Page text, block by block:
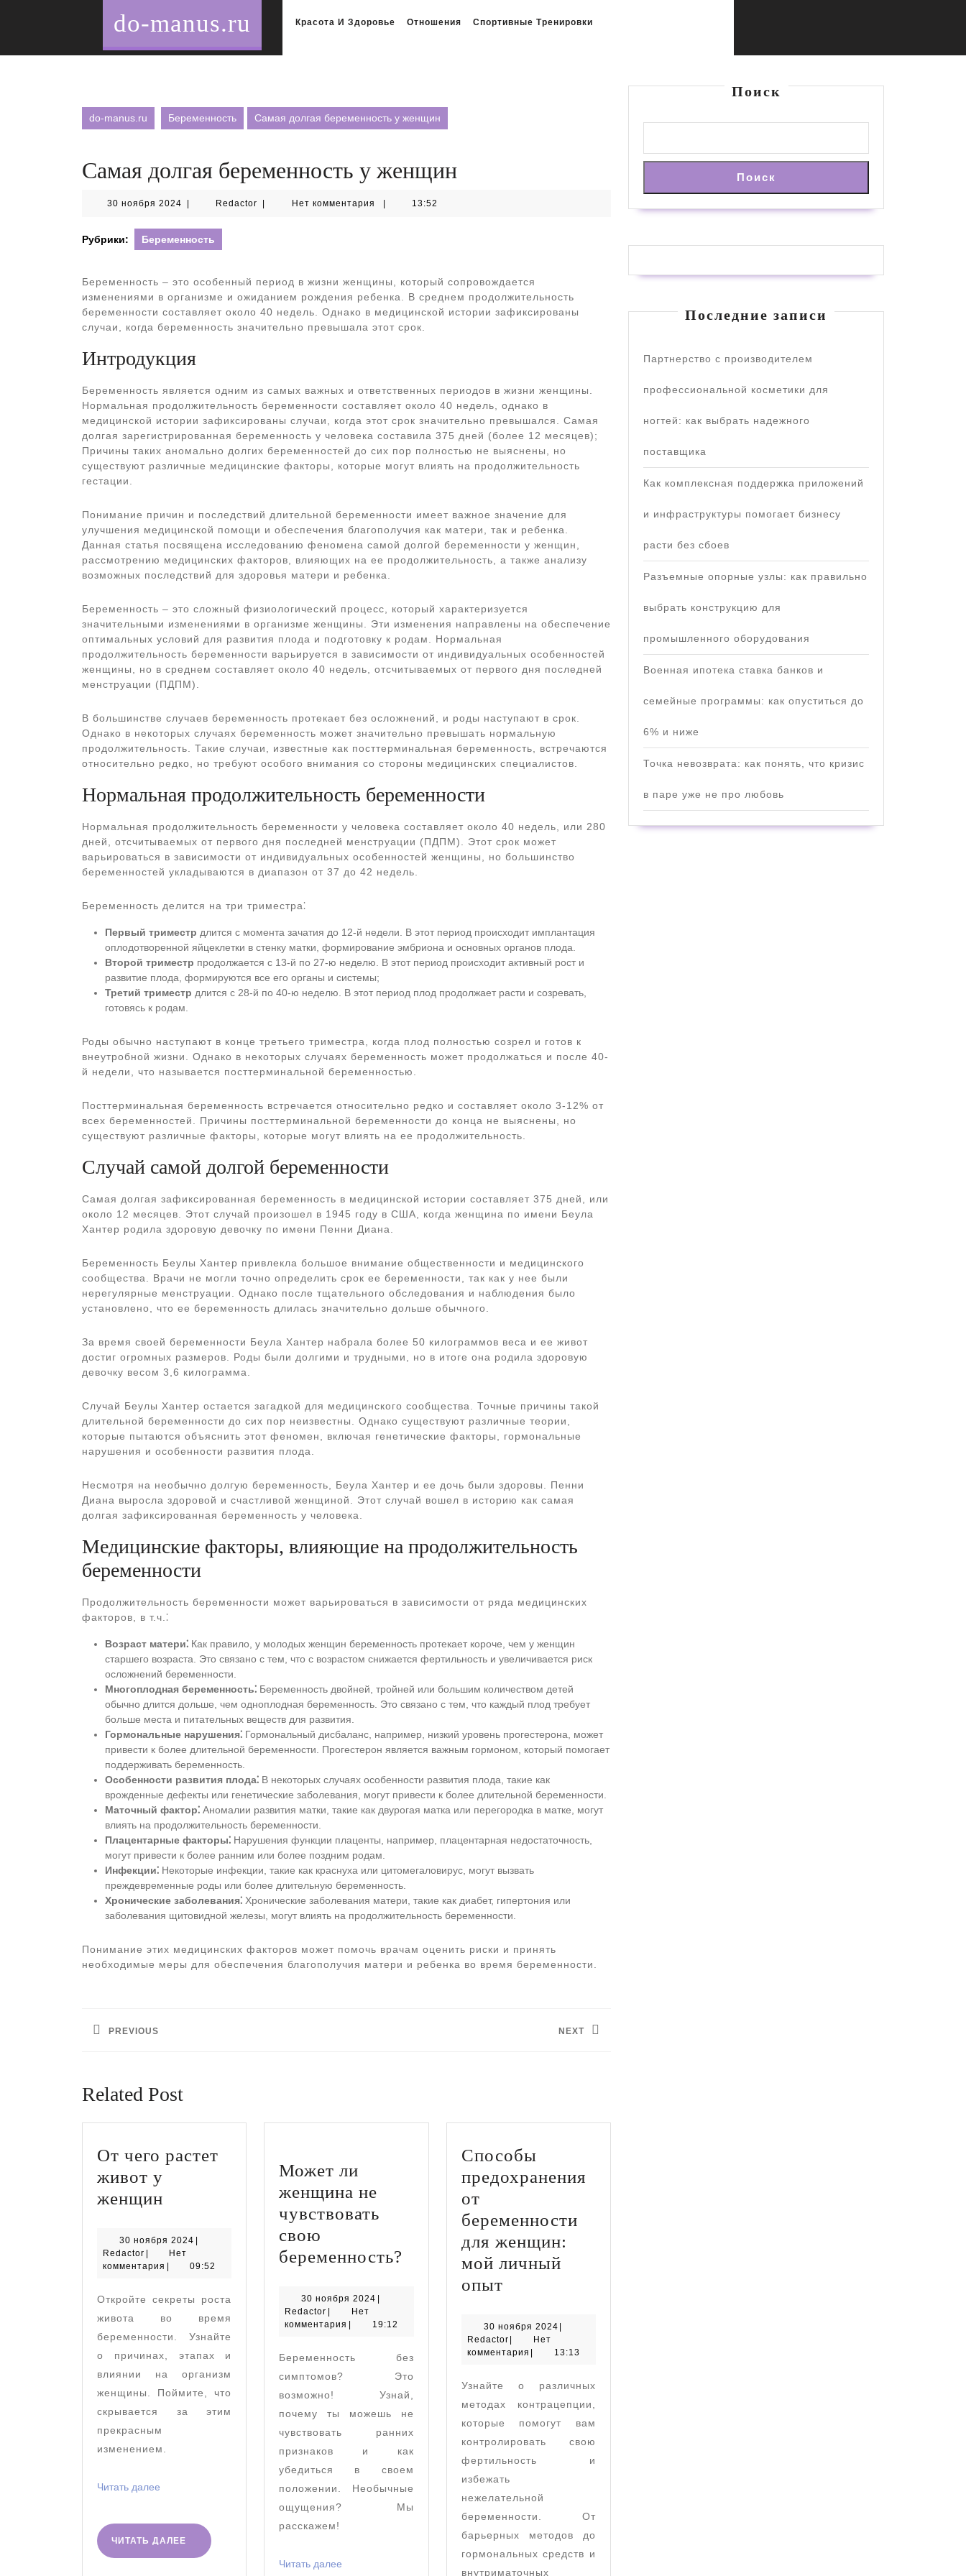
do-manus.ru Красота И Здоровье Отношения Спортивные Тренировки
do-manus.ru Беременность Самая долгая беременность у женщин
Самая долгая беременность у женщин
30 ноября 2024 30
2024
Redactor RedactorНет комментария 13:52
Рубрики: Беременность
Беременность – это особенный период в жизни женщины, который сопровождается
изменениями в организме и ожиданием рождения ребенка. В среднем продолжительность
беременности составляет около 40 недель. Однако в медицинской истории зафиксированы
случаи, когда беременность значительно превышала этот срок.
Интродукция
Беременность является одним из самых важных и ответственных периодов в жизни женщины.
Нормальная продолжительность беременности составляет около 40 недель, однако в
медицинской истории зафиксированы случаи, когда этот срок значительно превышался. Самая
долгая зарегистрированная беременность у человека составила 375 дней (более 12 месяцев);
Причины таких аномально долгих беременностей до сих пор полностью не выяснены, но
существуют различные медицинские факторы, которые могут влиять на продолжительность
гестации.
Понимание причин и последствий длительной беременности имеет важное значение для
улучшения медицинской помощи и обеспечения благополучия как матери, так и ребенка.
Данная статья посвящена исследованию феномена самой долгой беременности у женщин,
рассмотрению медицинских факторов, влияющих на ее продолжительность, а также анализу
возможных последствий для здоровья матери и ребенка.
Беременность – это сложный физиологический процесс, который характеризуется
значительными изменениями в организме женщины. Эти изменения направлены на обеспечение
оптимальных условий для развития плода и подготовку к родам. Нормальная
продолжительность беременности варьируется в зависимости от индивидуальных особенностей
женщины, но в среднем составляет около 40 недель, отсчитываемых от первого дня последней
менструации (ПДПМ).
В большинстве случаев беременность протекает без осложнений, и роды наступают в срок.
Однако в некоторых случаях беременность может значительно превышать нормальную
продолжительность. Такие случаи, известные как посттерминальная беременность, встречаются
относительно редко, но требуют особого внимания со стороны медицинских специалистов.
Нормальная продолжительность беременности
Нормальная продолжительность беременности у человека составляет около 40 недель, или 280
дней, отсчитываемых от первого дня последней менструации (ПДПМ). Этот срок может
варьироваться в зависимости от индивидуальных особенностей женщины, но большинство
беременностей укладываются в диапазон от 37 до 42 недель.
Беременность делится на три триместра⁚
Первый триместр длится с момента зачатия до 12-й недели. В этот период происходит имплантация
оплодотворенной яйцеклетки в стенку матки, формирование эмбриона и основных органов плода.
Второй триместр продолжается с 13-й по 27-ю неделю. В этот период происходит активный рост и
развитие плода, формируются все его органы и системы;
Третий триместр длится с 28-й по 40-ю неделю. В этот период плод продолжает расти и созревать,
готовясь к родам.
Роды обычно наступают в конце третьего триместра, когда плод полностью созрел и готов к
внеутробной жизни. Однако в некоторых случаях беременность может продолжаться и после 40-
й недели, что называется посттерминальной беременностью.
Посттерминальная беременность встречается относительно редко и составляет около 3-12% от
всех беременностей. Причины посттерминальной беременности до конца не выяснены, но
существуют различные факторы, которые могут влиять на ее продолжительность.
Случай самой долгой беременности
Самая долгая зафиксированная беременность в медицинской истории составляет 375 дней, или
около 12 месяцев. Этот случай произошел в 1945 году в США, когда женщина по имени Беула
Хантер родила здоровую девочку по имени Пенни Диана.
Беременность Беулы Хантер привлекла большое внимание общественности и медицинского
сообщества. Врачи не могли точно определить срок ее беременности, так как у нее были
нерегулярные менструации. Однако после тщательного обследования и наблюдения было
установлено, что ее беременность длилась значительно дольше обычного.
За время своей беременности Беула Хантер набрала более 50 килограммов веса и ее живот
достиг огромных размеров. Роды были долгими и трудными, но в итоге она родила здоровую
девочку весом 3,6 килограмма.
Случай Беулы Хантер остается загадкой для медицинского сообщества. Точные причины такой
длительной беременности до сих пор неизвестны. Однако существуют различные теории,
которые пытаются объяснить этот феномен, включая генетические факторы, гормональные
нарушения и особенности развития плода.
Несмотря на необычно долгую беременность, Беула Хантер и ее дочь были здоровы. Пенни
Диана выросла здоровой и счастливой женщиной. Этот случай вошел в историю как самая
долгая зафиксированная беременность у человека.
Медицинские факторы, влияющие на продолжительность
беременности
Продолжительность беременности может варьироваться в зависимости от ряда медицинских
факторов, в т.ч.⁚
Возраст матери⁚ Как правило, у молодых женщин беременность протекает короче, чем у женщин
старшего возраста. Это связано с тем, что с возрастом снижается фертильность и увеличивается риск
осложнений беременности.
Многоплодная беременность⁚ Беременность двойней, тройней или большим количеством детей
обычно длится дольше, чем одноплодная беременность. Это связано с тем, что каждый плод требует
больше места и питательных веществ для развития.
Гормональные нарушения⁚ Гормональный дисбаланс, например, низкий уровень прогестерона, может
привести к более длительной беременности. Прогестерон является важным гормоном, который помогает
поддерживать беременность.
Особенности развития плода⁚ В некоторых случаях особенности развития плода, такие как
врожденные дефекты или генетические заболевания, могут привести к более длительной беременности.
Маточный фактор⁚ Аномалии развития матки, такие как двурогая матка или перегородка в матке, могут
влиять на продолжительность беременности.
Плацентарные факторы⁚ Нарушения функции плаценты, например, плацентарная недостаточность,
могут привести к более ранним или более поздним родам.
Инфекции⁚ Некоторые инфекции, такие как краснуха или цитомегаловирус, могут вызвать
преждевременные роды или более длительную беременность.
Хронические заболевания⁚ Хронические заболевания матери, такие как диабет, гипертония или
заболевания щитовидной железы, могут влиять на продолжительность беременности.
Понимание этих медицинских факторов может помочь врачам оценить риски и принять
необходимые меры для обеспечения благополучия матери и ребенка во время беременности.
по
PREVIOUS NEXT
Related Post
От чего растет
живот у
женщин
растет
живот
женщин
30 ноября 2024 30
2024
Redactor Redactor
Нет
комментария
09:52
Откройте секреты роста
живота во время
беременности. Узнайте
о причинах, этапах и
влиянии на организм
женщины. Поймите, что
скрывается за этим
прекрасным
изменением.
Читать далее
ЧИТАТЬ ДАЛЕЕ
ЧИТАТЬ
ДАЛЕЕ
Может ли
женщина не
чувствовать
свою
беременность?
чувствовать
свою
беременность?
30 ноября 2024 30
2024
Redactor Redactor
Нет
комментария
19:12
Беременность без
симптомов? Это
возможно! Узнай,
почему ты можешь не
чувствовать ранних
признаков и как
убедиться в своем
положении. Необычные
ощущения? Мы
расскажем!
Читать далее
Способы
предохранения
от
беременности
для женщин:
мой личный
опытСпособы
от
беременности
женщин:
мой
личный
опыт
30 ноября 202430
2024
RedactorRedactor
Нет
комментария
13:13
Узнайте о различных
методах контрацепции,
которые помогут вам
контролировать свою
фертильность и
избежать
нежелательной
беременности. От
барьерных методов до
гормональных средств и
внутриматочных
Поиск
Поиск
Последние записи
Партнерство с производителем
профессиональной косметики для
ногтей: как выбрать надежного
поставщика
Как комплексная поддержка приложений
и инфраструктуры помогает бизнесу
расти без сбоев
Разъемные опорные узлы: как правильно
выбрать конструкцию для
промышленного оборудования
Военная ипотека ставка банков и
семейные программы: как опуститься до
6% и ниже
Точка невозврата: как понять, что кризис
в паре уже не про любовь